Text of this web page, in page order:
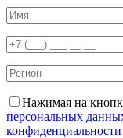
Нажимая на
персональных
конфиденциальности